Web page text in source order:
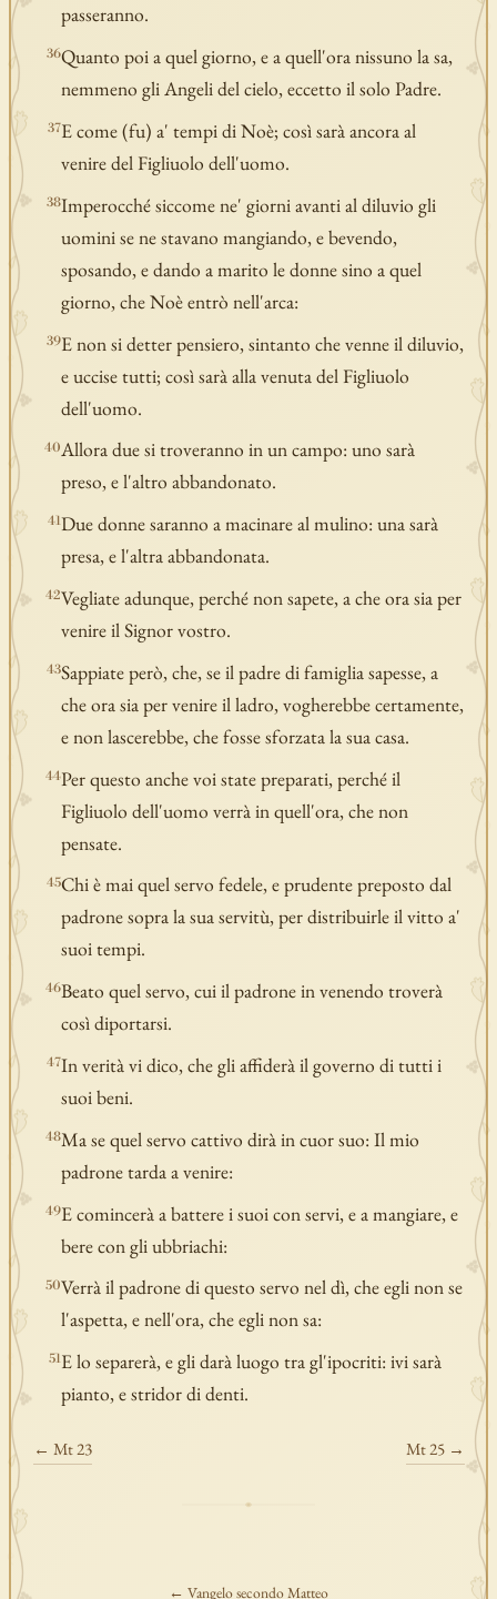
passeranno.
36Quanto poi a quel giorno, e a quell'ora nissuno la sa,
nemmeno gli Angeli del cielo, eccetto il solo Padre.
37E come (fu) a' tempi di Noè; così sarà ancora al
venire del Figliuolo dell'uomo.
38Imperocché siccome ne' giorni avanti al diluvio gli
uomini se ne stavano mangiando, e bevendo,
sposando, e dando a marito le donne sino a quel
giorno, che Noè entrò nell'arca:
39E non si detter pensiero, sintanto che venne il diluvio,
e uccise tutti; così sarà alla venuta del Figliuolo
dell'uomo.
40Allora due si troveranno in un campo: uno sarà
preso, e l'altro abbandonato.
41Due donne saranno a macinare al mulino: una sarà
presa, e l'altra abbandonata.
42Vegliate adunque, perché non sapete, a che ora sia per
venire il Signor vostro.
43Sappiate però, che, se il padre di famiglia sapesse, a
che ora sia per venire il ladro, vogherebbe certamente,
e non lascerebbe, che fosse sforzata la sua casa.
44Per questo anche voi state preparati, perché il
Figliuolo dell'uomo verrà in quell'ora, che non
pensate.
45Chi è mai quel servo fedele, e prudente preposto dal
padrone sopra la sua servitù, per distribuirle il vitto a'
suoi tempi.
46Beato quel servo, cui il padrone in venendo troverà
così diportarsi.
47In verità vi dico, che gli affiderà il governo di tutti i
suoi beni.
48Ma se quel servo cattivo dirà in cuor suo: Il mio
padrone tarda a venire:
49E comincerà a battere i suoi con servi, e a mangiare, e
bere con gli ubbriachi:
50Verrà il padrone di questo servo nel dì, che egli non se
l'aspetta, e nell'ora, che egli non sa:
51E lo separerà, e gli darà luogo tra gl'ipocriti: ivi sarà
pianto, e stridor di denti.
← Mt 23 Mt 25 →
← Vangelo secondo Matteo